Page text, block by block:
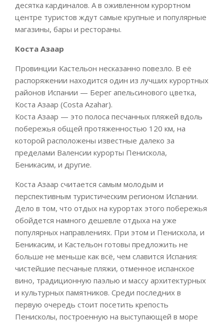
десятка кардиналов. А в оживленном курортном
центре туристов ждут самые крупные и популярные
магазины, бары и рестораны.
Коста Азаар
Провинции Кастельон несказанно повезло. В её
распоряжении находится один из лучших курортных
районов Испании — Берег апельсинового цветка,
Коста Азаар (Costa Azahar).
Коста Азаар — это полоса песчанных пляжей вдоль
побережья общей протяженностью 120 км, на
которой расположены известные далеко за
пределами Валенсии курорты Пенискола,
Беникасим, и другие.
Коста Азаар считается самым молодым и
перспективным туристическим регионом Испании.
Дело в том, что отдых на курортах этого побережья
обойдется намного дешевле отдыха на уже
популярных направлениях. При этом и Пенискола, и
Беникасим, и Кастельон готовы предложить не
больше не меньше как всё, чем славится Испания:
чистейшие песчаные пляжи, отменное испанское
вино, традиционную паэлью и массу архитектурных
и культурных памятников. Среди последних в
первую очередь стоит посетить крепость
Пенисколы, построенную на выступающей в море